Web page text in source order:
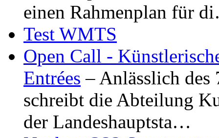
einen Rahmenplan für
Test WMTS
Open Call -
Entrées – Anlässlich
schreibt die Abteilung
der Landeshauptsta…